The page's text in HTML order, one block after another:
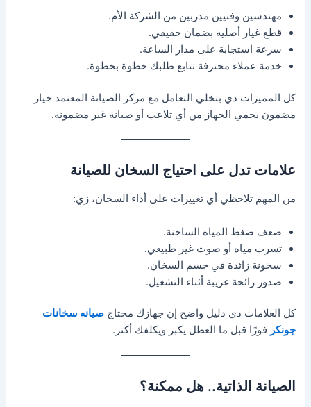
مهندسين وفنيين مدربين من الشركة الأم.
قطع غيار أصلية بضمان حقيقي.
سرعة استجابة على مدار الساعة.
خدمة عملاء محترفة تتابع طلبك خطوة بخطوة.
كل المميزات دي بتخلي التعامل مع مركز الصيانة المعتمد خيار
مضمون يحمي الجهاز من أي تلاعب أو صيانة غير مضمونة.
علامات تدل على احتياج السخان للصيانة
من المهم تلاحظي أي تغييرات على أداء السخان، زي:
ضعف ضغط المياه الساخنة.
تسرب مياه أو صوت غير طبيعي.
سخونة زائدة في جسم السخان.
صدور رائحة غريبة أثناء التشغيل.
كل العلامات دي دليل واضح إن جهازك محتاجصيانه سخانات
جونكر فورًا قبل ما العطل يكبر ويكلفك أكتر.
الصيانة الذاتية.. هل ممكنة؟